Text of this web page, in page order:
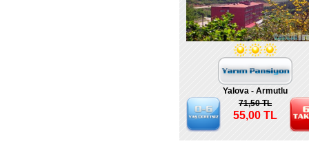
Yalova - Armutlu
71,50 TL
55,00 TL